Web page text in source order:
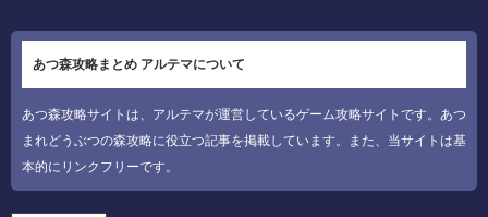
あつ森攻略まとめ アルテマについて
あつ森攻略サイトは、アルテマが運営しているゲーム攻略サイトです。あつ
まれどうぶつの森攻略に役立つ記事を掲載しています。また、当サイトは基
本的にリンクフリーです。